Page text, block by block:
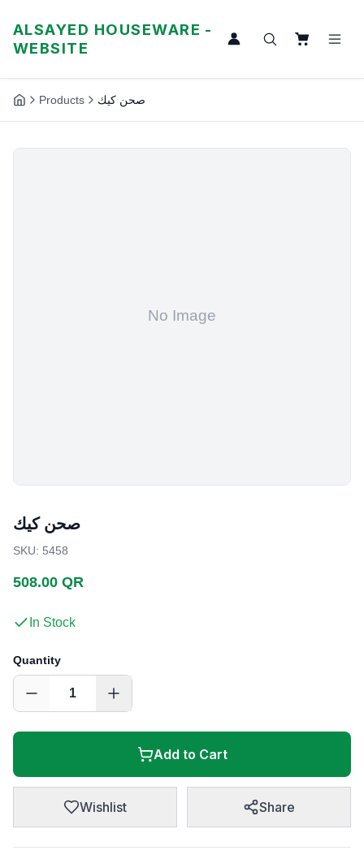
ALSAYED HOUSEWARE -
WEBSITE
Products صحن كيك
صحن كيك
SKU: 5458
508.00 QR
In Stock
Quantity
1
Add to Cart
Wishlist Share